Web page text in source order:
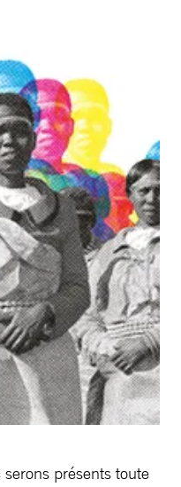
présents toute